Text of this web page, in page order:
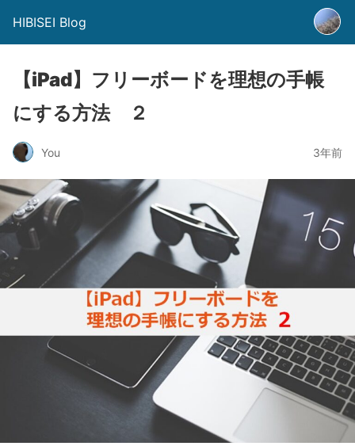
HIBISEI Blog
【iPad】フリーボードを理想の手帳
にする方法 ２
You 3年前